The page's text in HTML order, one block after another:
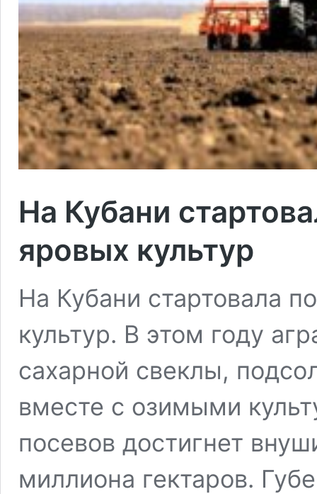
На Кубани
яровых культур
На Кубани стартовала
культур. В этом году
сахарной свеклы,
вместе с озимыми
посевов достигнет
миллиона гектаров.